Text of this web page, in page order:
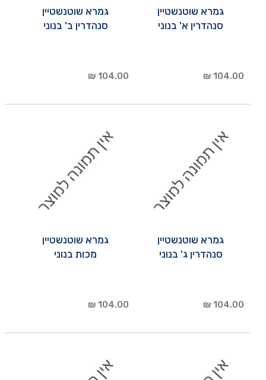
גמרא שוטנשטיין
סנהדרין א' בנוני
104.00 ₪
גמרא שוטנשטיין
סנהדרין ב' בנוני
104.00 ₪
גמרא שוטנשטיין
סנהדרין ג' בנוני
104.00 ₪
גמרא שוטנשטיין
מכות בנוני
104.00 ₪